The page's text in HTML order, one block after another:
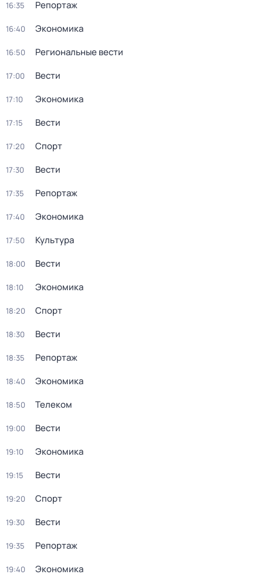
16:35 Репортаж
16:40 Экономика
16:50 Региональные вести
17:00 Вести
17:10 Экономика
17:15 Вести
17:20 Спорт
17:30 Вести
17:35 Репортаж
17:40 Экономика
17:50 Культура
18:00 Вести
18:10 Экономика
18:20 Спорт
18:30 Вести
18:35 Репортаж
18:40 Экономика
18:50 Телеком
19:00 Вести
19:10 Экономика
19:15 Вести
19:20 Спорт
19:30 Вести
19:35 Репортаж
19:40 Экономика